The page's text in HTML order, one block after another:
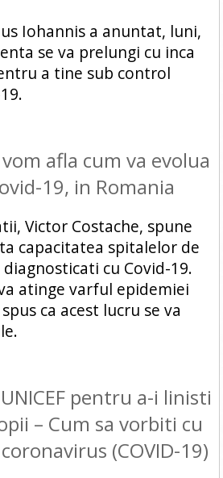
Iohannis a anuntat, luni,
se va prelungi cu inca
a tine sub control
afla cum va evolua
19, in Romania
Victor Costache, spune
capacitatea spitalelor de
cu Covid-19.
atinge varful epidemiei
ca acest lucru se va
pentru a-i linisti
– Cum sa vorbiti cu
(COVID-19)